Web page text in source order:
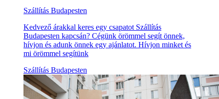
Szállítás Budapesten
Kedvező árakkal keres egy csapatot Szállítás
Budapesten kapcsán? Cégünk örömmel segít önnek,
hívjon és adunk önnek egy ajánlatot. Hívjon minket és
mi örömmel segítünk
Szállítás Budapesten